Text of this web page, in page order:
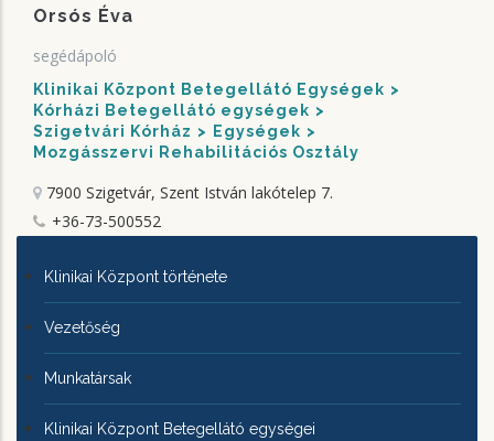
Orsós Éva
segédápoló
Klinikai Központ Betegellátó Egységek
Kórházi Betegellátó egységek
Szigetvári Kórház
Egységek
Mozgásszervi Rehabilitációs Osztály
7900 Szigetvár, Szent István lakótelep 7.
+36-73-500552
KLINIKAI
KÖZPONTRÓL
Klinikai Központ története
Vezetőség
Munkatársak
Klinikai Központ Betegellátó egységei